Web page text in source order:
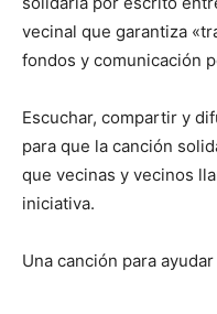
vecinal que garantiza
fondos y comunicación
Escuchar, compartir y
para que la canción
que vecinas y vecinos
iniciativa.
Una canción para